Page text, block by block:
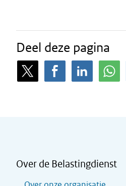
Deel deze pagina
Over de Belastingdienst